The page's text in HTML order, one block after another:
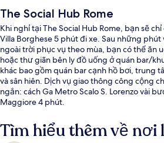
The Social Hub Rome
Khi nghỉ tại The Social Hub Rome, bạn sẽ
Villa Borghese 5 phút đi xe. Sau những
ngoài trời phục vụ theo mùa, bạn có thể ăn
hoặc thư giãn bên ly đồ uống ở quán bar/
khác bao gồm quán bar cạnh hồ bơi, trung
và sân hiên. Dịch vụ giao thông công cộng
ngắn: cách Ga Metro Scalo S. Lorenzo vài
Maggiore 4 phút.
Tìm hiểu thêm về nơi